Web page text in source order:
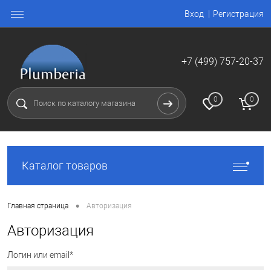
Вход Регистрация
+7 (499) 757-20-37
0 0
Каталог товаров
Главная страница • Авторизация
Авторизация
Логин или email*